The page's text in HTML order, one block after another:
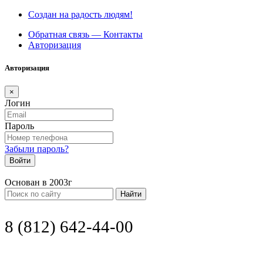
Создан на радость людям!
Обратная связь — Контакты
Авторизация
Авторизация
×
Логин
Пароль
Забыли пароль?
Войти
Основан в 2003г
Найти
8 (812) 642-44-00